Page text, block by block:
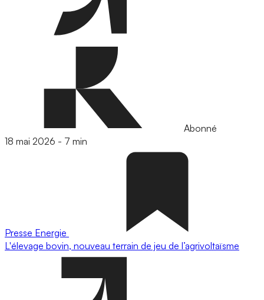
Abonné
18 mai 2026 - 7 min
Presse Energie
L'élevage bovin, nouveau terrain de jeu de l’agrivoltaïsme